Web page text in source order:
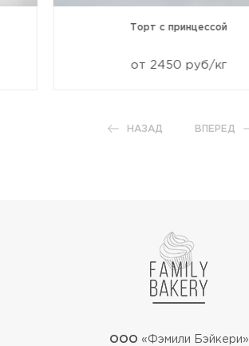
Торт с принцессой
от 2450 руб/кг
НАЗАД ВПЕРЕД
ООО «Фэмили Бэйкери»